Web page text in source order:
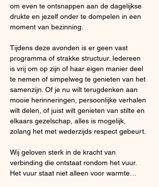
om even te ontsnappen aan de dagelijkse
drukte en jezelf onder te dompelen in een
moment van bezinning.
Tijdens deze avonden is er geen vast
programma of strakke structuur. Iedereen
is vrij om op zijn of haar eigen manier deel
te nemen of simpelweg te genieten van het
samenzijn. Of je nu wilt terugdenken aan
mooie herinneringen, persoonlijke verhalen
wilt delen, of juist wilt genieten van stilte en
elkaars gezelschap, alles is mogelijk,
zolang het met wederzijds respect gebeurt.
Wij geloven sterk in de kracht van
verbinding die ontstaat rondom het vuur.
Het vuur staat niet alleen voor warmte…